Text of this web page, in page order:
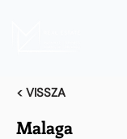
< VISSZA
Malaga